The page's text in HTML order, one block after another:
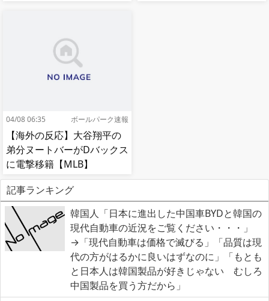
04/08 06:35 ボールパーク速報
【海外の反応】大谷翔平の
弟分ヌートバーがDバックス
に電撃移籍【MLB】
記事ランキング
韓国人「日本に進出した中国車BYDと韓国の
現代自動車の近況をご覧ください・・・」
→「現代自動車は価格で滅びる」「品質は現
代の方がはるかに良いはずなのに」「もとも
と日本人は韓国製品が好きじゃない むしろ
中国製品を買う方だから」